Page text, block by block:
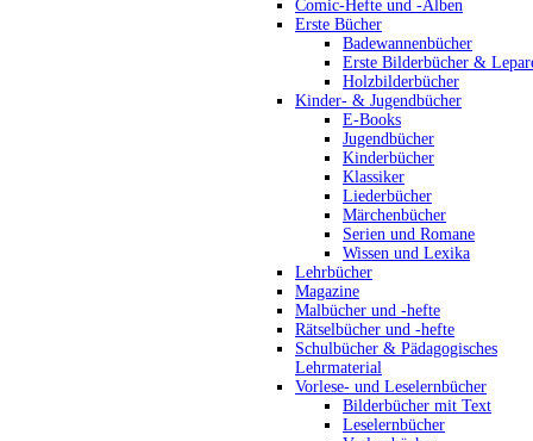
Comic-Hefte und -Alben
Erste Bücher
Badewannenbücher
Erste Bilderbücher &
Holzbilderbücher
Kinder- & Jugendbücher
E-Books
Jugendbücher
Kinderbücher
Klassiker
Liederbücher
Märchenbücher
Serien und Romane
Wissen und Lexika
Lehrbücher
Magazine
Malbücher und -hefte
Rätselbücher und -hefte
Schulbücher & Pädagogisches
Lehrmaterial
Vorlese- und Leselernbücher
Bilderbücher mit Text
Leselernbücher